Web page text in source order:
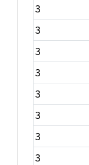
3
3
3
3
3
3
3
3